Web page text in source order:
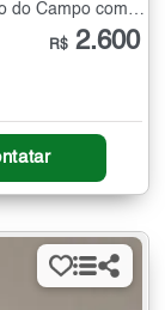
Sobrado para Alugar no Centro São Bernardo do Campo com 3 quartos - 132 m²
R$ 2.600